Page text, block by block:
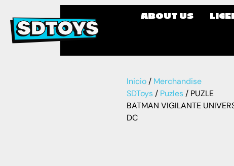
ABOUT US
Inicio / Merchandise
SDToys / Puzles / PUZLE
BATMAN VIGILANTE
DC